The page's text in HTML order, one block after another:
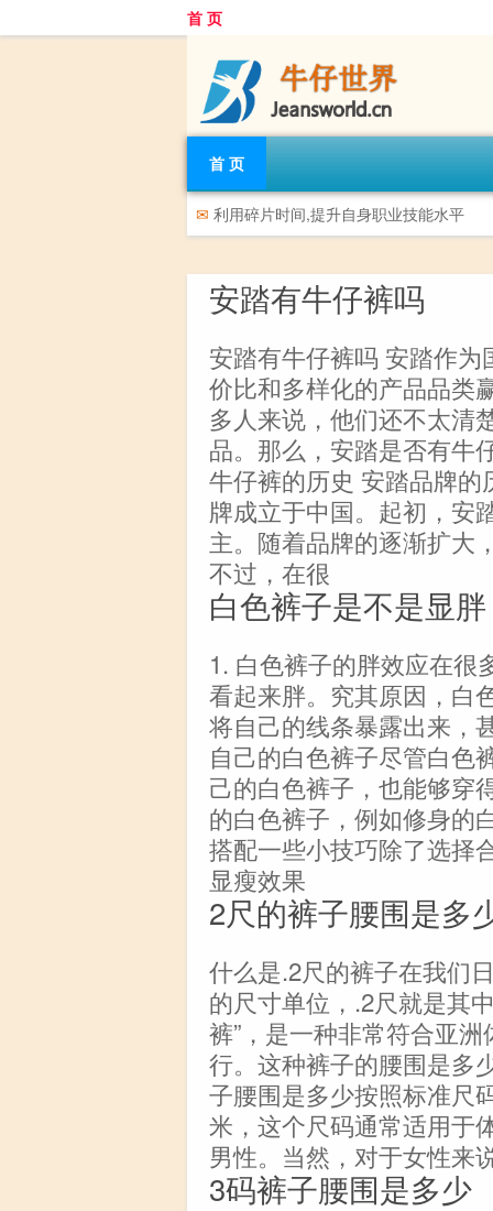
首 页
首 页
✉ 利用碎片时间,提升自身职业技能水平
安踏有牛仔裤吗
安踏有牛仔裤吗 安踏作
价比和多样化的产品品类
多人来说，他们还不太清
品。那么，安踏是否有牛
牛仔裤的历史 安踏品牌
牌成立于中国。起初，安
主。随着品牌的逐渐扩大
不过，在很
白色裤子是不是显胖
1. 白色裤子的胖效应在很
看起来胖。究其原因，白
将自己的线条暴露出来，
自己的白色裤子尽管白色
己的白色裤子，也能够穿
的白色裤子，例如修身的
搭配一些小技巧除了选择
显瘦效果
2尺的裤子腰围是多
什么是.2尺的裤子在我们
的尺寸单位，.2尺就是其
裤”，是一种非常符合亚
行。这种裤子的腰围是多
子腰围是多少按照标准尺
米，这个尺码通常适用于
男性。当然，对于女性来
3码裤子腰围是多少